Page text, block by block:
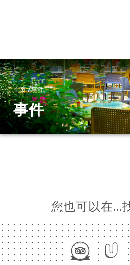
主页/事件
事件
您也可以在…